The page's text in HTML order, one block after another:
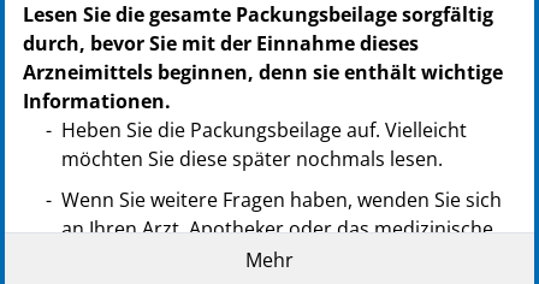
Lesen Sie die gesamte Packungsbeilage sorgfältig
durch, bevor Sie mit der Einnahme dieses
Arzneimittels beginnen, denn sie enthält wichtige
Informationen.
Heben Sie die Packungsbeilage auf. Vielleicht
möchten Sie diese später nochmals lesen.
Wenn Sie weitere Fragen haben, wenden Sie sich
an Ihren Arzt, Apotheker oder das medizinische
Mehr